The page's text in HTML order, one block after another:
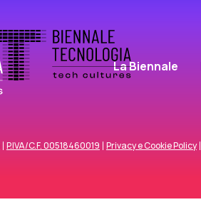
La Biennale
P.IVA/C.F. 00518460019 Privacy e Cookie Policy